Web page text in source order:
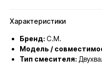
Характеристики
Бренд: C.M.
Модель /
Тип смесителя: